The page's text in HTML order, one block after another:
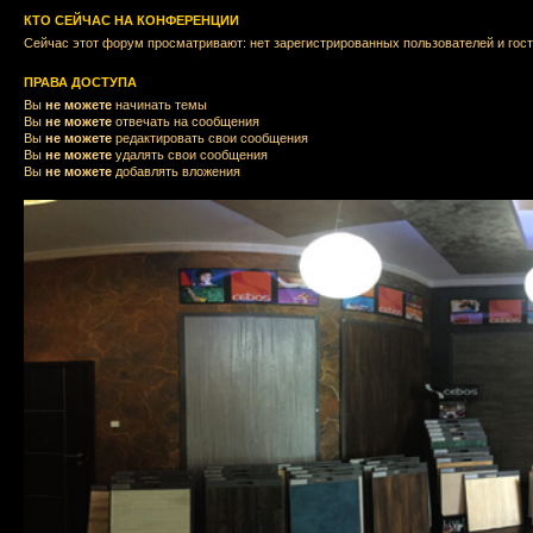
КТО СЕЙЧАС НА КОНФЕРЕНЦИИ
Сейчас этот форум просматривают: нет зарегистрированных пользователей и
ПРАВА ДОСТУПА
Вы не можете начинать темы
Вы не можете отвечать на сообщения
Вы не можете редактировать свои сообщения
Вы не можете удалять свои сообщения
Вы не можете добавлять вложения